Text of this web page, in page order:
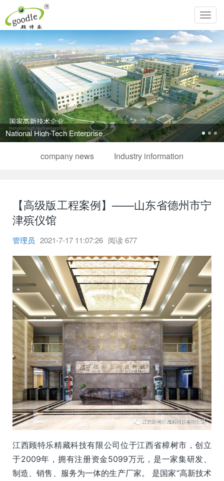
Pursue the perfection of life and inherit Chinese filial piety!
company news Industry information
【高级版工程案例】——山东省德州市宁
津殡仪馆
管理员 2021-7-17 11:07:26 阅读677
江西顾特乐精藏科技有限公司位于江西省樟树市，创立
于2009年，拥有注册资金5099万元，是一家集研发、
制造、销售、服务为一体的生产厂家。 是国家“高新技术